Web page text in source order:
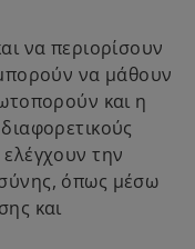
να περιορίσουν
να μάθουν
και η
την
όπως μέσω
και